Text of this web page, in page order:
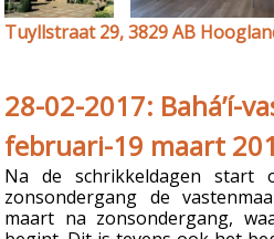
Tuyllstraat 29, 3829 AB
28-02-2017: Bahá’í-
februari-19 maart
Na de schrikkeldagen start
zonsondergang de
maart na zonsondergang,